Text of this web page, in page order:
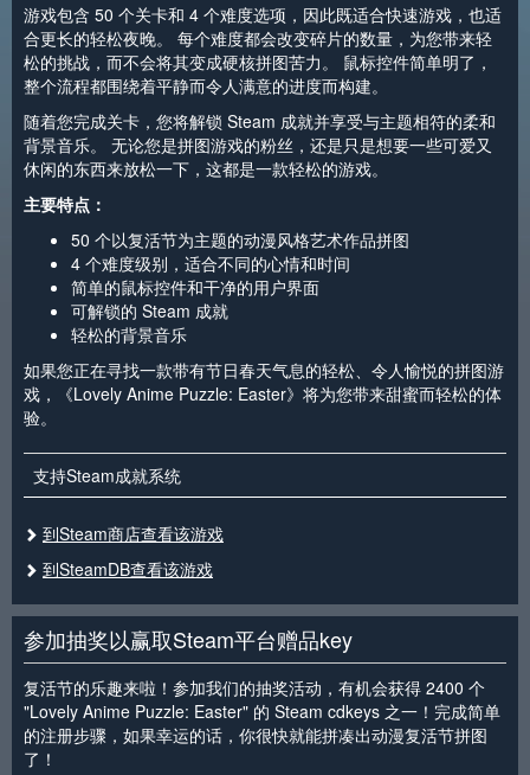
游戏包含 50 个关卡和 4 个难度选项，因此既适合快速游戏，也适
合更长的轻松夜晚。 每个难度都会改变碎片的数量，为您带来轻
松的挑战，而不会将其变成硬核拼图苦力。 鼠标控件简单明了，
整个流程都围绕着平静而令人满意的进度而构建。
随着您完成关卡，您将解锁 Steam 成就并享受与主题相符的柔和
背景音乐。 无论您是拼图游戏的粉丝，还是只是想要一些可爱又
休闲的东西来放松一下，这都是一款轻松的游戏。
主要特点：
50 个以复活节为主题的动漫风格艺术作品拼图
4 个难度级别，适合不同的心情和时间
简单的鼠标控件和干净的用户界面
可解锁的 Steam 成就
轻松的背景音乐
如果您正在寻找一款带有节日春天气息的轻松、令人愉悦的拼图游
戏，《Lovely Anime Puzzle: Easter》将为您带来甜蜜而轻松的体
验。
支持Steam成就系统
到Steam商店查看该游戏
到SteamDB查看该游戏
参加抽奖以赢取Steam平台赠品key
复活节的乐趣来啦！参加我们的抽奖活动，有机会获得 2400 个
"Lovely Anime Puzzle: Easter" 的 Steam cdkeys 之一！完成简单
的注册步骤，如果幸运的话，你很快就能拼凑出动漫复活节拼图
了！